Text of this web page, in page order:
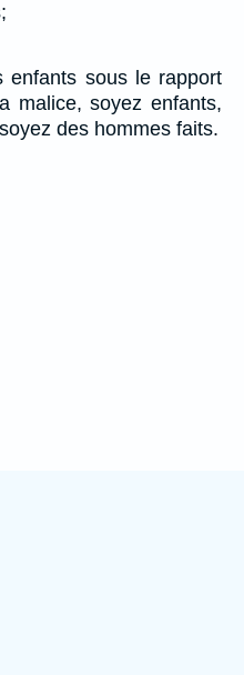
enfants sous le rapport
malice, soyez enfants,
des hommes faits.